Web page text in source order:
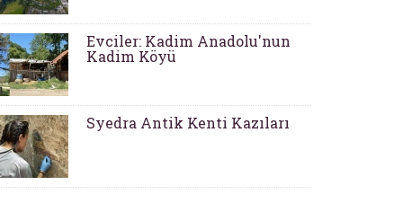
Evciler: Kadim Anadolu'nun
Kadim Köyü
Syedra Antik Kenti Kazıları